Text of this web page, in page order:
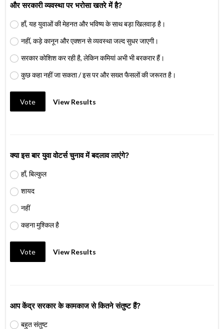
और सरकारी व्यवस्था पर भरोसा खतरे में है?
हाँ, यह युवाओं की मेहनत और भविष्य के साथ बड़ा खिलवाड़ है।
नहीं, कड़े कानून और एक्शन से व्यवस्था जल्द सुधर जाएगी।
सरकार कोशिश कर रही है, लेकिन कमियां अभी भी बरकरार हैं।
कुछ कहा नहीं जा सकता / इस पर और सख्त फैसलों की जरूरत है।
Vote View Results
क्या इस बार युवा वोटर्स चुनाव में बदलाव लाएंगे?
हाँ, बिल्कुल
शायद
नहीं
कहना मुश्किल है
Vote View Results
आप केंद्र सरकार के कामकाज से कितने संतुष्ट हैं?
बहुत संतुष्ट